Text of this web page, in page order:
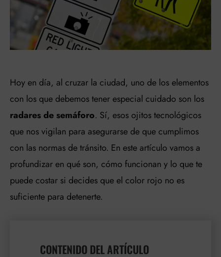
Hoy en día, al cruzar la ciudad, uno de los elementos
con los que debemos tener especial cuidado son los
radares de semáforo. Sí, esos ojitos tecnológicos
que nos vigilan para asegurarse de que cumplimos
con las normas de tránsito. En este artículo vamos a
profundizar en qué son, cómo funcionan y lo que te
puede costar si decides que el color rojo no es
suficiente para detenerte.
CONTENIDO DEL ARTÍCULO